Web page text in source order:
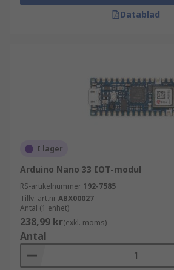
Datablad
I lager
Arduino Nano 33 IOT-modul
RS-artikelnummer 192-7585
Tillv. art.nrABX00027
Antal (1 enhet)
238,99 kr(exkl. moms)
Antal